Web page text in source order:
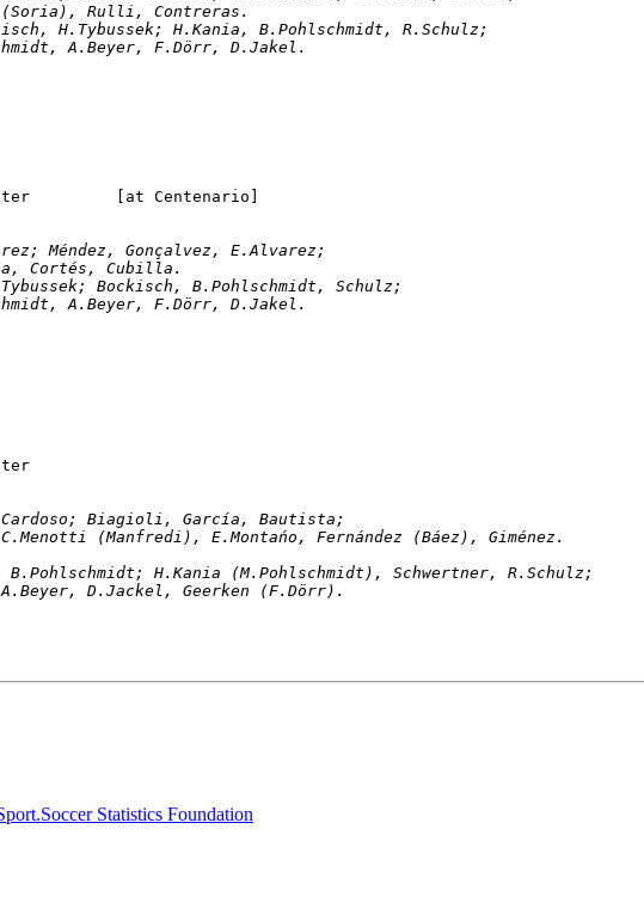
C.Bockisch, H.Tybussek; H.Kania, B.Pohlschmidt, R.Schulz;
A.Beyer, F.Dörr, D.Jakel.
Méndez, Gonçalvez, E.Alvarez;
Cortés, Cubilla.
Bockisch, B.Pohlschmidt, Schulz;
A.Beyer, F.Dörr, D.Jakel.
Casares, N.Cardoso; Biagioli, García, Bautista;
C.Menotti (Manfredi), E.Montańo, Fernández (Báez), Giménez.
B.Pohlschmidt; H.Kania (M.Pohlschmidt), Schwertner, R.Schulz;
A.Beyer, D.Jackel, Geerken (F.Dörr).
Statistics Foundation